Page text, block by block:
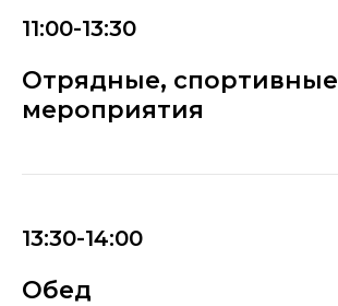
11:00-13:30
Отрядные, спортивные
мероприятия
13:30-14:00
Обед